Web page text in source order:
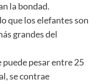
la bondad.
que los elefantes son
grandes del
puede pesar entre 25
se contrae